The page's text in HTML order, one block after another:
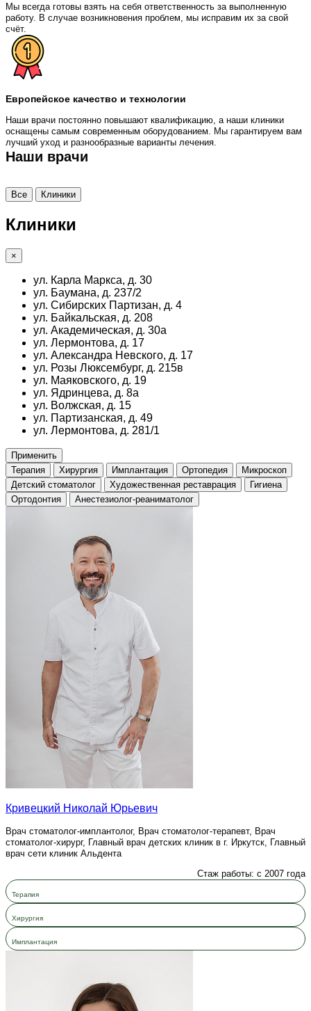
Мы всегда готовы взять на себя ответственность за выполненную
работу. В случае возникновения проблем, мы исправим их за свой
счёт.
Европейское качество и технологии
Наши врачи постоянно повышают квалификацию, а наши клиники
оснащены самым современным оборудованием. Мы гарантируем вам
лучший уход и разнообразные варианты лечения.
Наши врачи
Все Клиники
Клиники
×
ул. Карла Маркса, д. 30
ул. Баумана, д. 237/2
ул. Сибирских Партизан, д. 4
ул. Байкальская, д. 208
ул. Академическая, д. 30а
ул. Лермонтова, д. 17
ул. Александра Невского, д. 17
ул. Розы Люксембург, д. 215в
ул. Маяковского, д. 19
ул. Ядринцева, д. 8а
ул. Волжская, д. 15
ул. Партизанская, д. 49
ул. Лермонтова, д. 281/1
Применить
Терапия
Хирургия Имплантация Ортопедия
Микроскоп
Детский стоматолог
Художественная реставрация
Гигиена
Ортодонтия
Анестезиолог-реаниматолог
Кривецкий Николай Юрьевич
Врач стоматолог-имплантолог, Врач стоматолог-терапевт, Врач
стоматолог-хирург, Главный врач детских клиник в г. Иркутск, Главный
врач сети клиник Альдента
Стаж работы: с 2007 года
Терапия
Хирургия
Имплантация